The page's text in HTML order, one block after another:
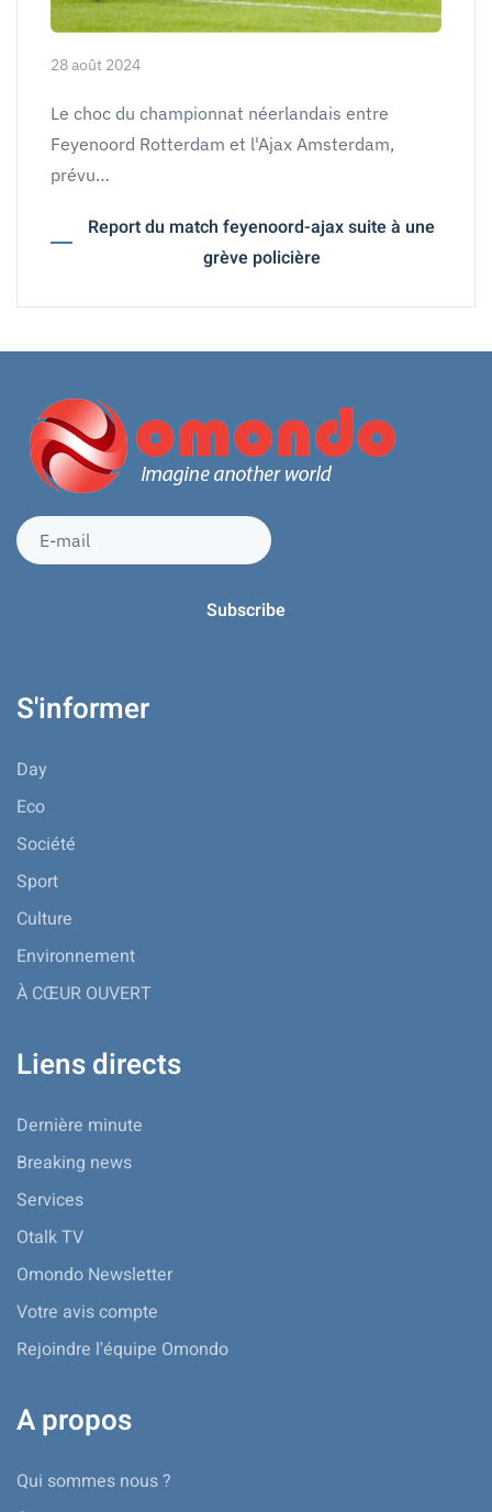
28 août 2024
Le choc du championnat néerlandais entre
Feyenoord Rotterdam et l'Ajax Amsterdam,
prévu…
Report du match feyenoord-ajax suite à une
grève policière
S'informer
Day
Eco
Société
Sport
Culture
Environnement
À CŒUR OUVERT
Liens directs
Dernière minute
Breaking news
Services
Otalk TV
Omondo Newsletter
Votre avis compte
Rejoindre l'équipe Omondo
A propos
Qui sommes nous ?